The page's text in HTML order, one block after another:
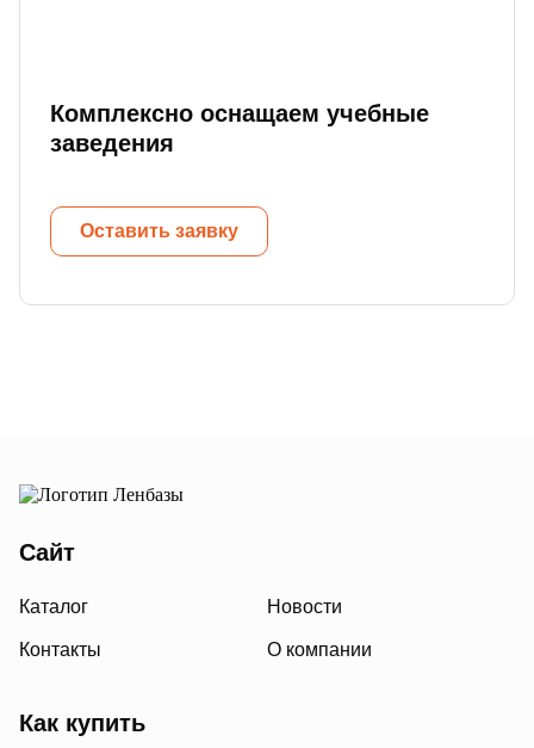
Комплексно оснащаем учебные
заведения
Оставить заявку
Сайт
Каталог Новости
Контакты О компании
Как купить